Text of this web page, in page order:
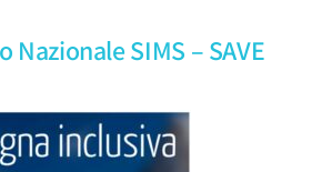
Nazionale SIMS – SAVE